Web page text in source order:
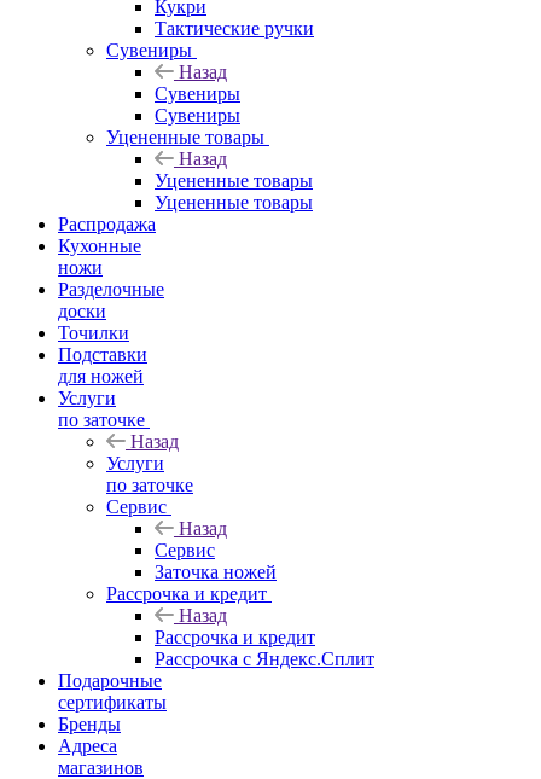
Кукри
Тактические ручки
Сувениры
Назад
Сувениры
Сувениры
Уцененные товары
Назад
Уцененные товары
Уцененные товары
Распродажа
Кухонные
ножи
Разделочные
доски
Точилки
Подставки
для ножей
Услуги
по заточке
Назад
Услуги
по заточке
Сервис
Назад
Сервис
Заточка ножей
Рассрочка и кредит
Назад
Рассрочка и кредит
Рассрочка с Яндекс.Сплит
Подарочные
сертификаты
Бренды
Адреса
магазинов